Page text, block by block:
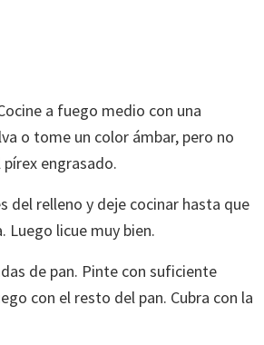
a fuego medio con una
o tome un color ámbar, pero no
engrasado.
del relleno y deje cocinar hasta que
Luego licue muy bien.
de pan. Pinte con suficiente
con el resto del pan. Cubra con la